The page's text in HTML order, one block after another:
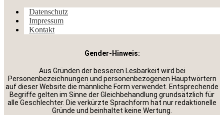
Datenschutz
Impressum
Kontakt
Gender-Hinweis:
Aus Gründen der besseren Lesbarkeit wird bei
Personenbezeichnungen und personenbezogenen Hauptwörtern
auf dieser Website die männliche Form verwendet. Entsprechende
Begriffe gelten im Sinne der Gleichbehandlung grundsätzlich für
alle Geschlechter. Die verkürzte Sprachform hat nur redaktionelle
Gründe und beinhaltet keine Wertung.